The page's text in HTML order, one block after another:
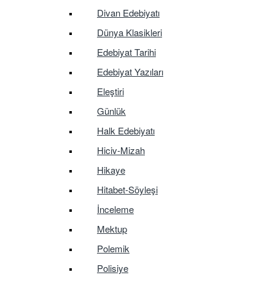
Divan Edebiyatı
Dünya Klasikleri
Edebiyat Tarihi
Edebiyat Yazıları
Eleştiri
Günlük
Halk Edebiyatı
Hiciv-Mizah
Hikaye
Hitabet-Söyleşi
İnceleme
Mektup
Polemik
Polisiye